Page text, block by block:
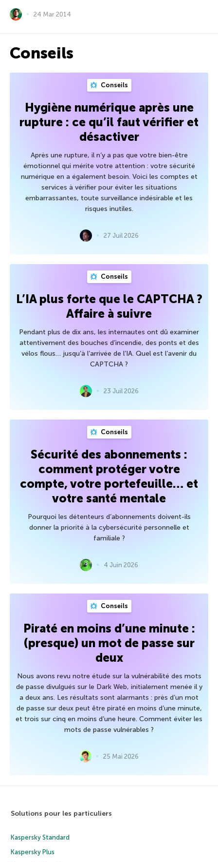
24 Mar 2014
Conseils
Conseils
Hygiène numérique après une
rupture : ce qu’il faut vérifier et
désactiver
Après une rupture, il n’y a pas que votre bien-être
émotionnel qui mérite votre attention : votre sécurité
numérique en a également besoin. Voici les comptes et
services à vérifier pour éviter les situations
embarrassantes, toute surveillance indésirable et les
risques inutiles.
27 Juil 2026
Conseils
L’IA plus forte que le CAPTCHA ?
Affaire à suivre
Pendant plus de dix ans, les internautes ont dû examiner
attentivement des bouches d’incendie, des ponts et des
vélos flous… jusqu’à l’arrivée de l’IA. Quel est l’avenir du
CAPTCHA ?
23 Juil 2026
Conseils
Sécurité des abonnements :
comment protéger votre
compte, votre portefeuille… et
votre santé mentale
Pourquoi les détenteurs d’abonnements doivent-ils
donner la priorité à la cybersécurité personnelle et
familiale ?
4 Juin 2026
Conseils
Piraté en moins d’une minute :
(presque) un mot de passe sur
deux
Nous avons revu notre étude sur la vulnérabilité des mots
de passe divulgués sur le Dark Web, initialement menée il y
a deux ans. Les résultats sont alarmants : près d’un mot
de passe sur deux peut être piraté en moins d’une minute,
et trois sur cinq en moins d’une heure. Comment éviter les
mots de passe vulnérables ?
25 Mai 2026
Solutions pour les particuliers
Kaspersky Standard
Kaspersky Plus